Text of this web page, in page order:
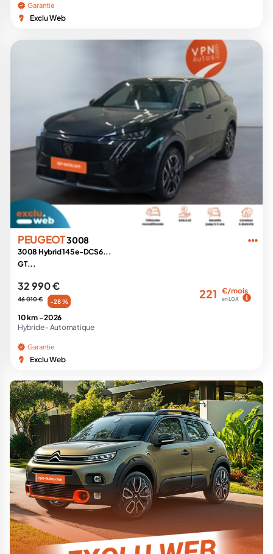
Garantie
Exclu Web
PEUGEOT3008
3008 Hybrid 145 e-DCS6...
GT...
32 990 €
46 010 € -28 %
221 €/mois
en LOA
10 km -2026
Hybride - Automatique
Garantie
Exclu Web